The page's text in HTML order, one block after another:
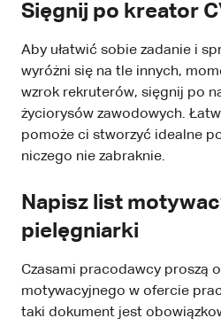
Sięgnij po kreator
Aby ułatwić sobie zadanie i
wyróżni się na tle innych,
wzrok rekruterów, sięgnij po
życiorysów zawodowych.
pomoże ci stworzyć idealne
niczego nie zabraknie.
Napisz list
pielęgniarki
Czasami pracodawcy proszą
motywacyjnego w ofercie
taki dokument jest